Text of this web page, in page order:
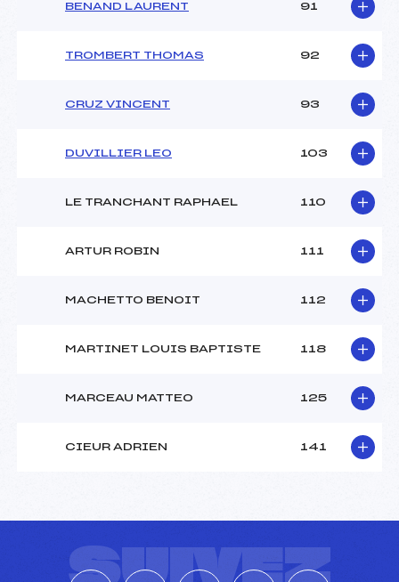
BENAND LAURENT 91
TROMBERT THOMAS 92
CRUZ VINCENT 93
DUVILLIER LEO 103
LE TRANCHANT RAPHAEL 110
ARTUR ROBIN 111
MACHETTO BENOIT 112
MARTINET LOUIS BAPTISTE 118
MARCEAU MATTEO 125
CIEUR ADRIEN 141
SUIVEZ